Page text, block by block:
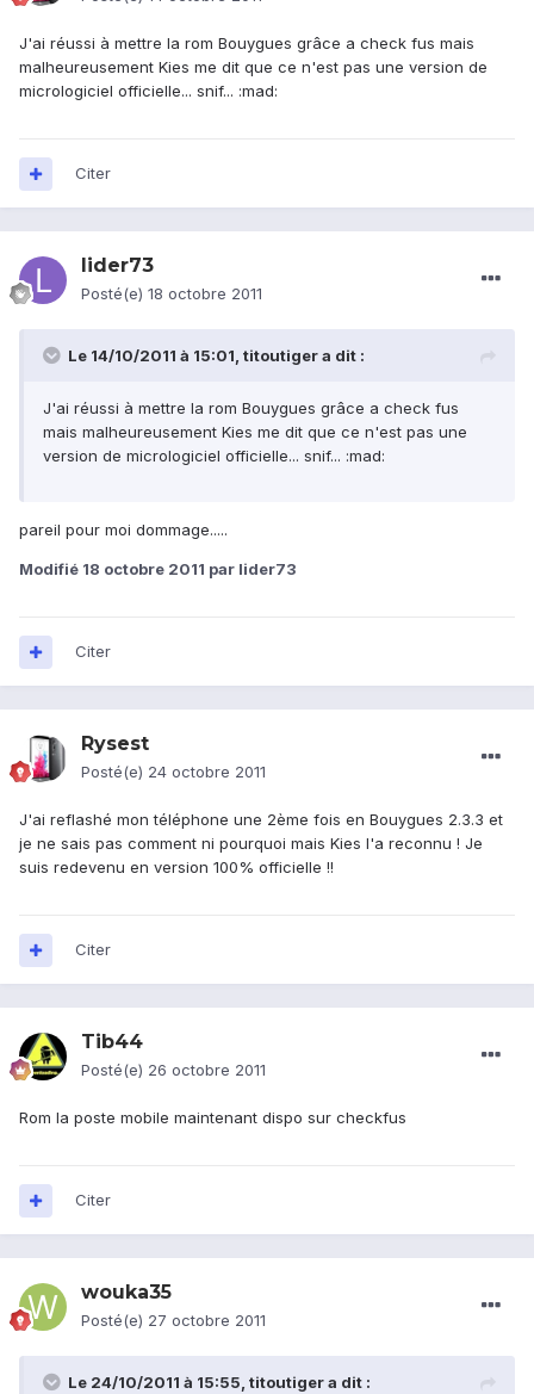
J'ai réussi à mettre la rom Bouygues grâce a check fus mais
malheureusement Kies me dit que ce n'est pas une version de
micrologiciel officielle... snif... :mad:
Citer
lider73
Posté(e) 18 octobre 2011
Le 14/10/2011 à 15:01, titoutiger a dit :
J'ai réussi à mettre la rom Bouygues grâce a check fus
mais malheureusement Kies me dit que ce n'est pas une
version de micrologiciel officielle... snif... :mad:
pareil pour moi dommage.....
Modifié 18 octobre 2011 par lider73
Citer
Rysest
Posté(e) 24 octobre 2011
J'ai reflashé mon téléphone une 2ème fois en Bouygues 2.3.3 et
je ne sais pas comment ni pourquoi mais Kies l'a reconnu ! Je
suis redevenu en version 100% officielle !!
Citer
Tib44
Posté(e) 26 octobre 2011
Rom la poste mobile maintenant dispo sur checkfus
Citer
wouka35
Posté(e) 27 octobre 2011
Le 24/10/2011 à 15:55, titoutiger a dit :